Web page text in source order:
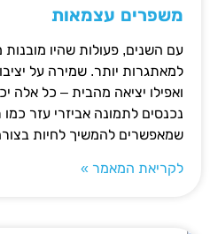
משפרים עצמאות
עם השנים, פעולות שהיו מובנות
למאתגרות יותר. שמירה על
ואפילו יציאה מהבית – כל אלה
נכנסים לתמונה אביזרי עזר כמו
שמאפשרים להמשיך לחיות
לקריאת המאמר »